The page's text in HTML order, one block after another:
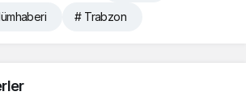
# Trabzon